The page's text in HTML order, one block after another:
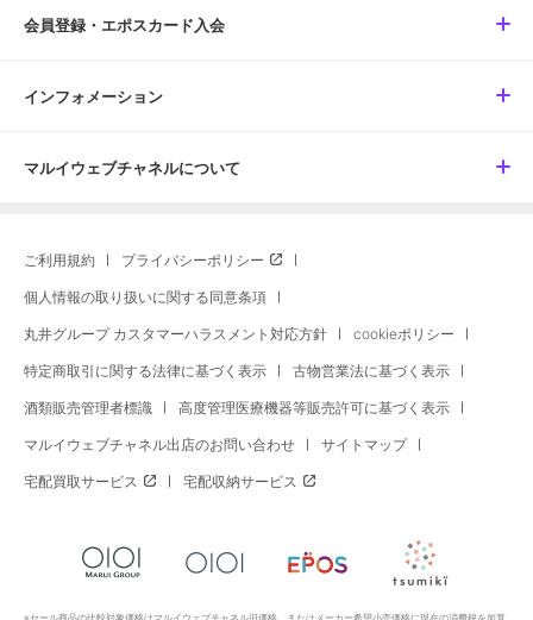
会員登録・エポスカード入会
インフォメーション
マルイウェブチャネルについて
ご利用規約 プライバシーポリシー
個人情報の取り扱いに関する同意条項
丸井グループ カスタマーハラスメント対応方針 cookieポリシー
特定商取引に関する法律に基づく表示 古物営業法に基づく表示
酒類販売管理者標識 高度管理医療機器等販売許可に基づく表示
マルイウェブチャネル出店のお問い合わせ サイトマップ
宅配買取サービス 宅配収納サービス
※セール商品の比較対象価格はマルイウェブチャネル旧価格、またはメーカー希望小売価格に現在の消費税を加算